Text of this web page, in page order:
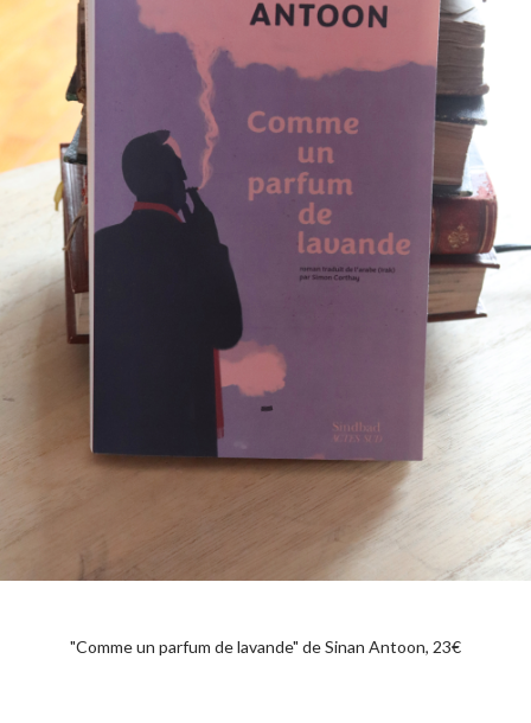
"Comme un parfum de lavande" de Sinan Antoon, 23€